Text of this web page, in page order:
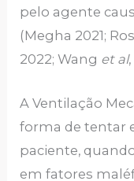
pelo agente
(Megha 2021;
2022; Wang et al
A Ventilação
forma de tentar
paciente,
em fatores